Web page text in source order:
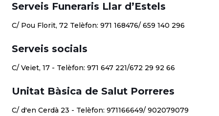
Serveis Funeraris Llar d’Estels
C/ Pou Florit, 72 Telèfon: 971 168476/ 659 140 296
Serveis socials
C/ Veiet, 17 - Telèfon: 971 647 221/672 29 92 66
Unitat Bàsica de Salut Porreres
C/ d'en Cerdà 23 - Telèfon: 971166649/ 902079079